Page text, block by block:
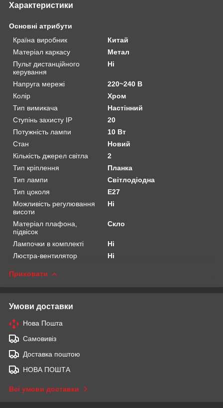
Характеристики
Основні атрибути
Країна виробник
Китай
Матеріал каркасу
Метал
Пульт дистанційного
керування
Ні
Напруга мережі
220~240 В
Колір
Хром
Тип вимикача
Настінний
Ступінь захисту IP
20
Потужність лампи
10 Вт
Стан
Новий
Кількість джерел світла
2
Тип кріплення
Планка
Тип лампи
Світлодіодна
Тип цоколя
E27
Можливість регулювання
висоти
Ні
Матеріал плафона,
підвісок
Скло
Лампочки в комплекті
Ні
Люстра-вентилятор
Ні
Приховати
Умови доставки
Нова Пошта
Самовивіз
Доставка поштою
НОВА ПОШТА
Всі умови доставки